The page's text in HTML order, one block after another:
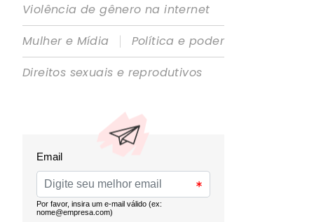
Violência de gênero na internet
Mulher e Mídia
|
Política e poder
Direitos sexuais e reprodutivos